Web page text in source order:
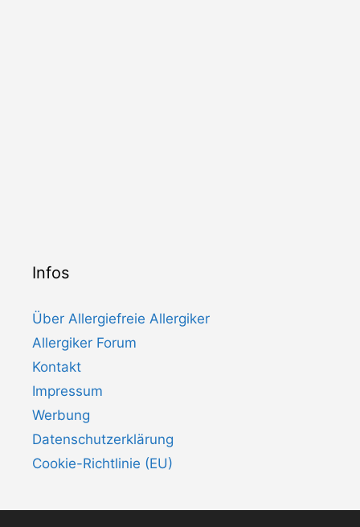
Infos
Über Allergiefreie Allergiker
Allergiker Forum
Kontakt
Impressum
Werbung
Datenschutzerklärung
Cookie-Richtlinie (EU)